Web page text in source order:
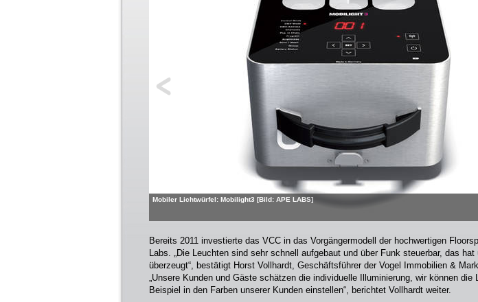
Mobiler Lichtwürfel: Mobilight3 [Bild: APE LABS]
Bereits 2011 investierte das VCC in das Vorgängermodell der hochwertigen
Labs. „Die Leuchten sind sehr schnell aufgebaut und über Funk steuerbar, das
überzeugt“, bestätigt Horst Vollhardt, Geschäftsführer der Vogel Immobilien &
„Unsere Kunden und Gäste schätzen die individuelle Illuminierung, wir können die
Beispiel in den Farben unserer Kunden einstellen“, berichtet Vollhardt weiter.